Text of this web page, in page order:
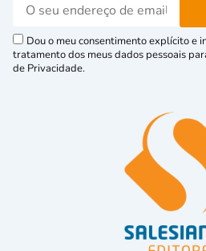
Dou o meu consentimento explícito e
tratamento dos meus dados pessoais
de Privacidade.